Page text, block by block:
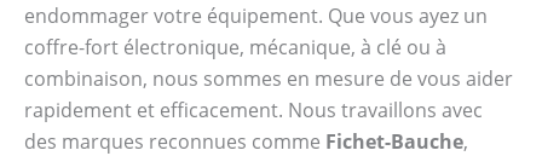
endommager votre équipement. Que vous ayez un
coffre-fort électronique, mécanique, à clé ou à
combinaison, nous sommes en mesure de vous aider
rapidement et efficacement. Nous travaillons avec
des marques reconnues comme Fichet-Bauche,